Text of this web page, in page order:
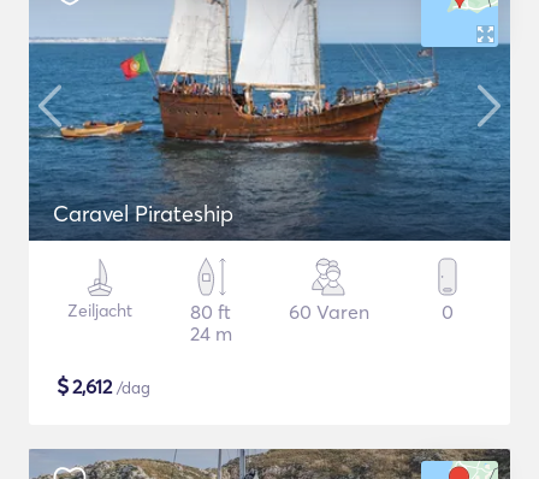
Caravel Pirateship
Zeiljacht
80 ft
24 m
60 Varen 0
$2,612/dag